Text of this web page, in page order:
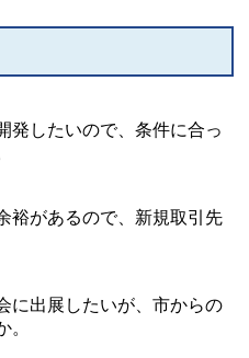
発したいので、条件に合っ
裕があるので、新規取引先
に出展したいが、市からの
。